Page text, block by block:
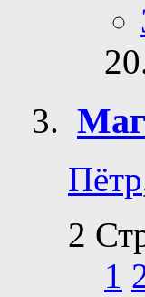
Пётр
2
1